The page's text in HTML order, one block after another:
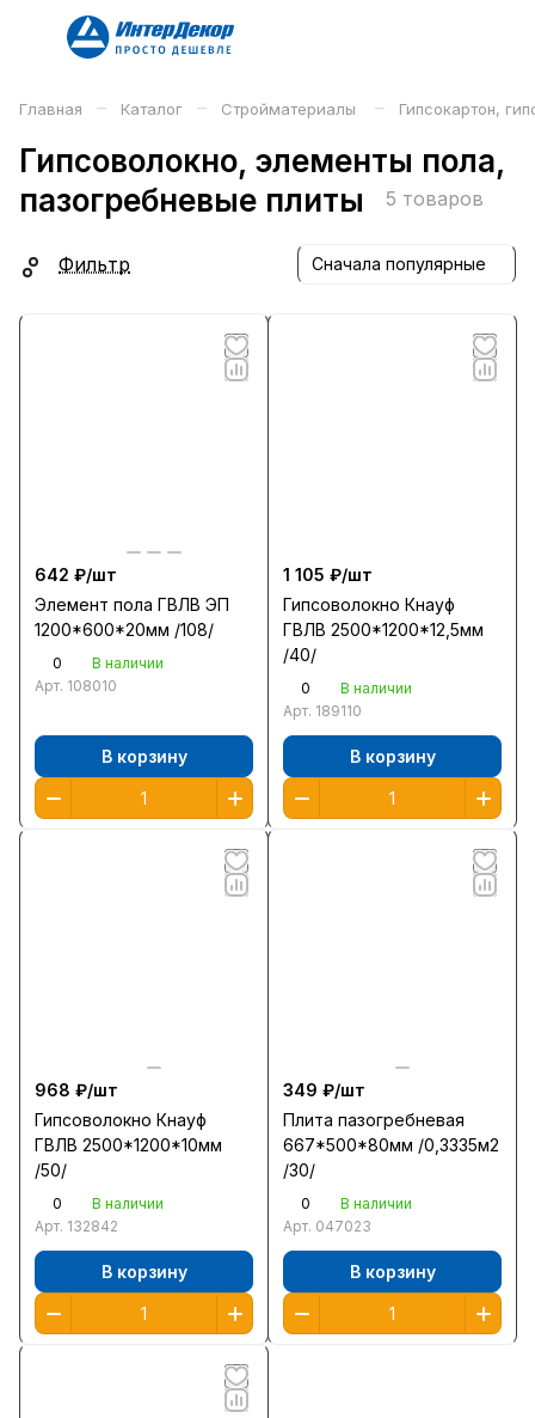
Главная – Каталог – Стройматериалы – Гипсокартон,
Гипсоволокно, элементы пола,
пазогребневые плиты
5 товаров
Фильтр Сначала популярные
642 ₽/шт
Элемент пола ГВЛВ ЭП
1200*600*20мм /108/
0
В наличии
Арт. 108010
В корзину
1 105 ₽/шт
Гипсоволокно Кнауф
ГВЛВ 2500*1200*12,5мм
/40/
0
В наличии
Арт. 189110
В корзину
968 ₽/шт
Гипсоволокно Кнауф
ГВЛВ 2500*1200*10мм
/50/
0
В наличии
Арт. 132842
В корзину
349 ₽/шт
Плита пазогребневая
667*500*80мм /0,3335м2
/30/
0
В наличии
Арт. 047023
В корзину